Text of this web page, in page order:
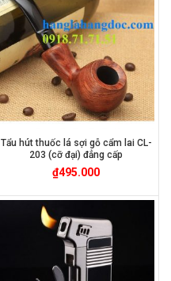
Tẩu hút thuốc lá sợi gỗ cẩm lai CL-
203 (cỡ đại) đẳng cấp
₫495.000